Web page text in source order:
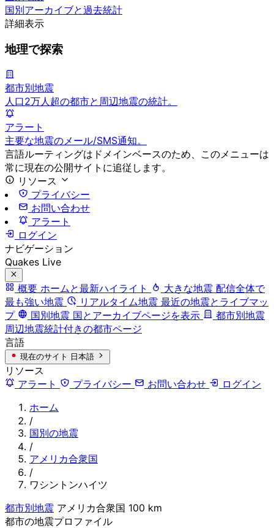
国別アーカイブと過去統計
詳細表示
地理で探索
都市別地震
人口2万人超の都市と周辺地震の統計。
アラート
主要な地震のメール/SMS通知。
言語ルーティングはドメインベースのため、このメニューは
常に現在の公開サイトに追従します。
リソース
プライバシー
お問い合わせ
アラート
ログイン
ナビゲーション
Quakes Live
概要 ホームと最新ハイライト 大きな地震 配信全体で
最も強い地震
リアルタイム地震 最近の地震とライブマッ
プ
国別地震 国とアーカイブページを表示
都市別地震
周辺地震統計付きの都市ページ
言語
現在のサイト 日本語
リソース
アラート
プライバシー お問い合わせ
ログイン
ホーム
/
国別の地震
/
アメリカ合衆国
/
ワシントンハイツ
都市別地震 アメリカ合衆国 100 km
都市の地震プロファイル